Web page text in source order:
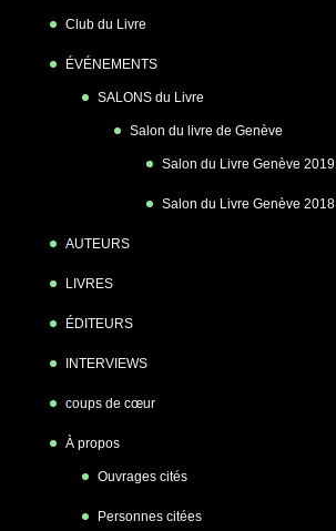
Club du Livre
ÉVÉNEMENTS
SALONS du Livre
Salon du livre de Genève
Salon du Livre Genève 2019
Salon du Livre Genève 2018
AUTEURS
LIVRES
ÉDITEURS
INTERVIEWS
coups de cœur
À propos
Ouvrages cités
Personnes citées